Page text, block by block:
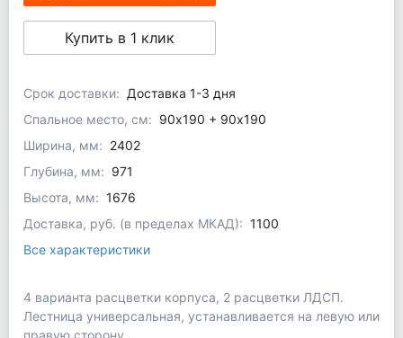
Купить в 1 клик
Срок доставки: Доставка 1-3 дня
Спальное место, см: 90х190 + 90х190
Ширина, мм: 2402
Глубина, мм: 971
Высота, мм: 1676
Доставка, руб. (в пределах МКАД): 1100
Все характеристики
4 варианта расцветки корпуса, 2 расцветки ЛДСП.
Лестница универсальная, устанавливается на левую или